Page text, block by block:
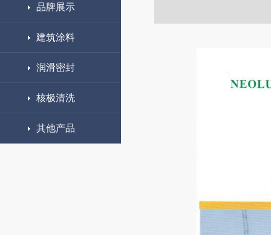
品牌展示
建筑涂料
润滑密封
核极清洗
其他产品